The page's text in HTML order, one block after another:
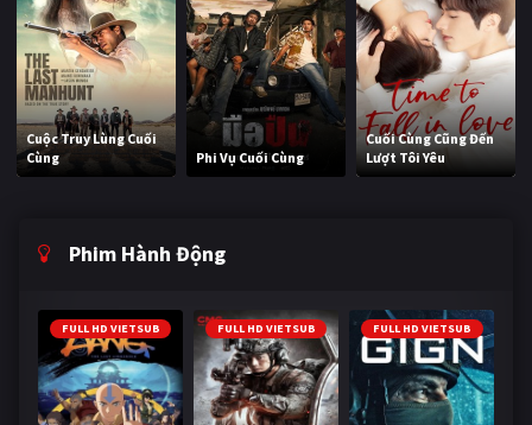
Cuộc Truy Lùng Cuối
Cùng
Phi Vụ Cuối Cùng
Cuối Cùng Cũng Đến
Lượt Tôi Yêu
Phim Hành Động
FULL HD VIETSUB FULL HD VIETSUB FULL HD VIETSUB